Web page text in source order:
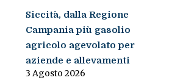
Siccità, dalla Regione
Campania più gasolio
agricolo agevolato per
aziende e allevamenti
3 Agosto 2026